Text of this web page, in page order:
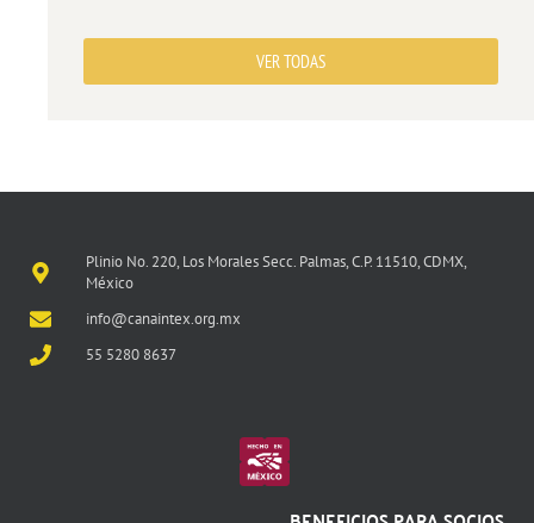
VER TODAS
Plinio No. 220, Los Morales Secc. Palmas, C.P. 11510, CDMX,
México
info@canaintex.org.mx
55 5280 8637